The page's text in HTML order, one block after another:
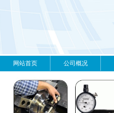
网站首页 公司概况